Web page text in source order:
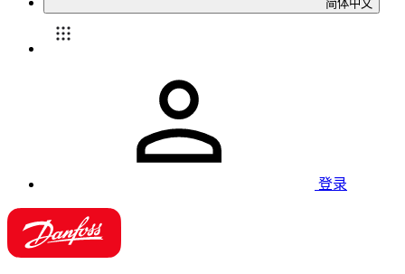
简体中文
登录